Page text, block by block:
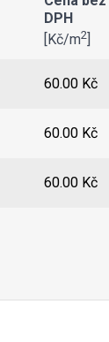
DPH
[Kč/m2
60.00 Kč
60.00 Kč
60.00 Kč